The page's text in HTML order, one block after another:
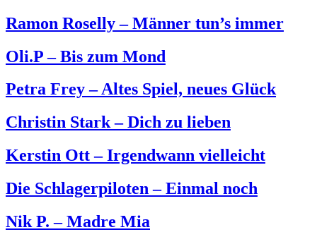
Ramon Roselly – Männer tun’s immer
Oli.P – Bis zum Mond
Petra Frey – Altes Spiel, neues Glück
Christin Stark – Dich zu lieben
Kerstin Ott – Irgendwann vielleicht
Die Schlagerpiloten – Einmal noch
Nik P. – Madre Mia